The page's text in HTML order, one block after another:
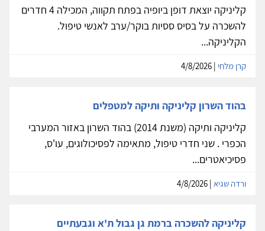
קליניקה יוצאת דופן ביופיה בפתח תקווה, המכילה 4 חדרים
להשכרה על בסיס ססיות בוקר/ערב לאנשי טיפול.
הקליניקה...
קרן מלחי
בהוד השרון קליניקה ותיקה למטפלים
קליניקה ותיקה (משנת 2014) בהוד השרון באזור המערבי
הכפרי . שני חדרי טיפול, מתאימה לפסיכולוגים, עו'ס,
פסיכיאטרים...
ורדה שגיא
קליניקה להשכרה ברמת גן גבול ת'א וגבעתיים